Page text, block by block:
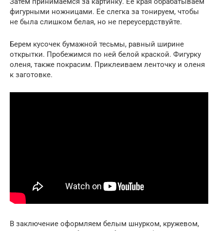
фигурными ножницами. Ее слегка за тонируем, чтобы
не была слишком белая, но не переусердствуйте.
Берем кусочек бумажной тесьмы, равный ширине
открытки. Пробежимся по ней белой краской. Фигурку
оленя, также покрасим. Приклеиваем ленточку и оленя
к заготовке.
В заключение оформляем белым шнурком, кружевом,